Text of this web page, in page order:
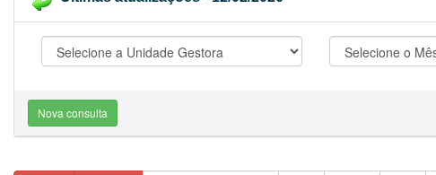
Nova consulta